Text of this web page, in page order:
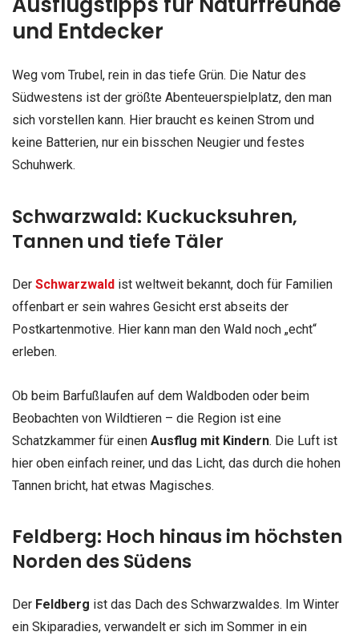
und Entdecker
Weg vom Trubel, rein in das tiefe Grün. Die Natur des
Südwestens ist der größte Abenteuerspielplatz, den man
sich vorstellen kann. Hier braucht es keinen Strom und
keine Batterien, nur ein bisschen Neugier und festes
Schuhwerk.
Schwarzwald: Kuckucksuhren,
Tannen und tiefe Täler
Der Schwarzwald ist weltweit bekannt, doch für Familien
offenbart er sein wahres Gesicht erst abseits der
Postkartenmotive. Hier kann man den Wald noch „echt“
erleben.
Ob beim Barfußlaufen auf dem Waldboden oder beim
Beobachten von Wildtieren – die Region ist eine
Schatzkammer für einen Ausflug mit Kindern. Die Luft ist
hier oben einfach reiner, und das Licht, das durch die hohen
Tannen bricht, hat etwas Magisches.
Feldberg: Hoch hinaus im höchsten
Norden des Südens
Der Feldberg ist das Dach des Schwarzwaldes. Im Winter
ein Skiparadies, verwandelt er sich im Sommer in ein